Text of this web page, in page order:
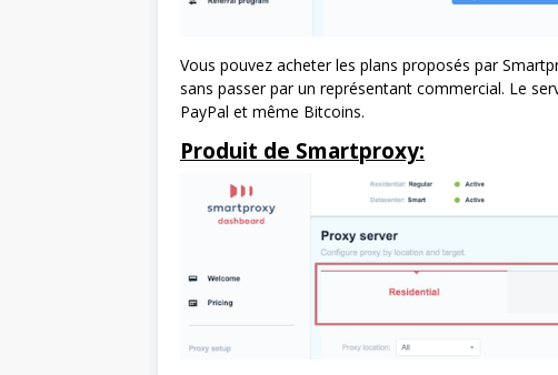
Vous pouvez acheter les plans proposés par
sans passer par un représentant commercial. Le
PayPal et même Bitcoins.
Produit de Smartproxy: